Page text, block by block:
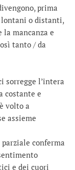
prima
lontani o distanti,
mancanza e
tanto / da
sorregge l’intera
costante e
volto a
assieme
conferma
e dei cuori